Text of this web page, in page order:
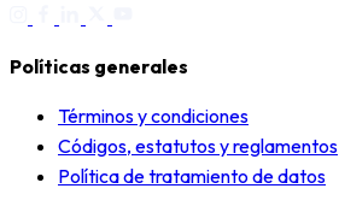
Políticas generales
Términos y condiciones
Códigos, estatutos y reglamentos
Política de tratamiento de datos